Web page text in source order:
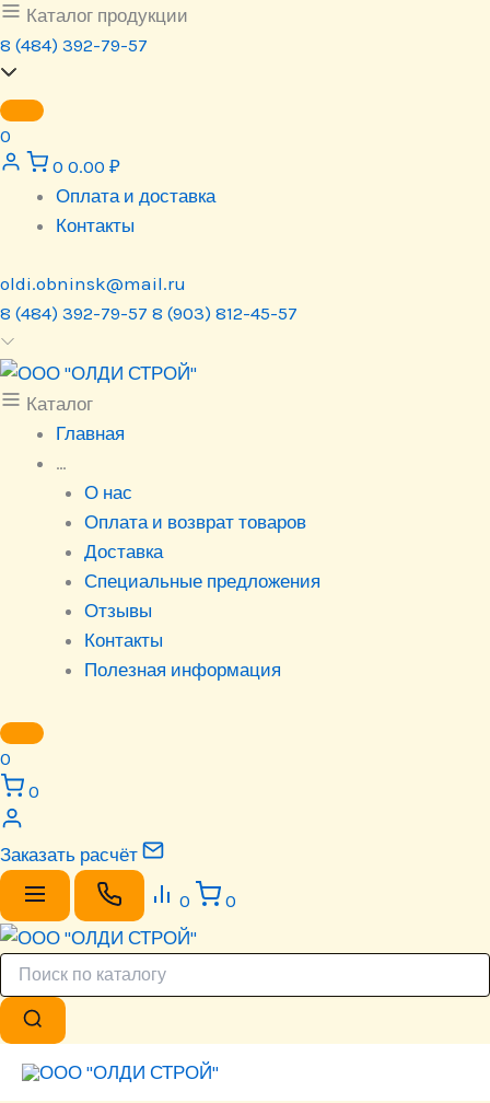
Перейти
к
содержимому
Каталог продукции
8 (484) 392-79-57
0
0 0.00 ₽
Оплата и доставка
Контакты
oldi.obninsk@mail.ru
8 (484) 392-79-57 8 (903) 812-45-57
Каталог
Главная
…
О нас
Оплата и возврат товаров
Доставка
Специальные предложения
Отзывы
Контакты
Полезная информация
0
0
Заказать расчёт
0 0